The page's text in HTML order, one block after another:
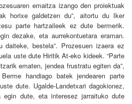
emaitza izango den proiektuak
horixe galdetzen du”, aitortu du Iker
parte hartzaileek ez dute bermerik.
dezake, eta aurrekontuetara eraman.
bestela”. Prozesuen izaera ez
uste dute Hiritik At-eko kideek. “Parte
ematen, jendea frustratu egiten da”,
handiago batek jendearen parte
dute. Ugalde-Landetxari dagokionez,
egin dute, eta interesez jarraituko dute